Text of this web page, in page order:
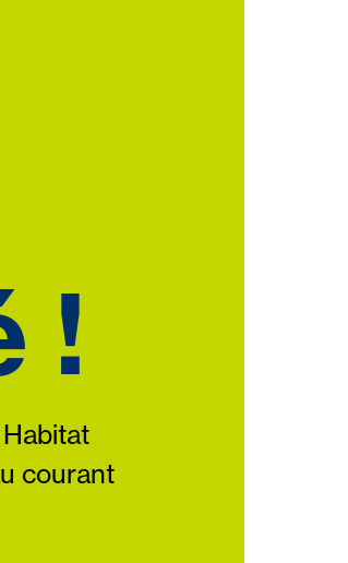
!
courant